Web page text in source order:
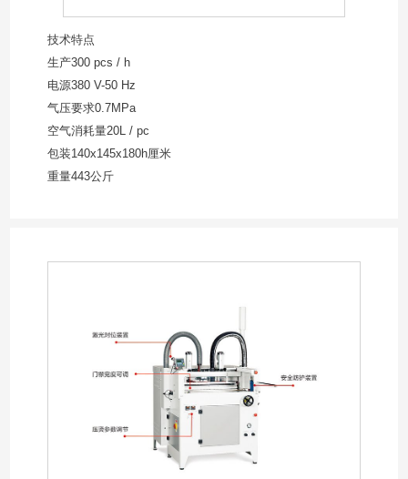
技术特点
生产300 pcs / h
电源380 V-50 Hz
气压要求0.7MPa
空气消耗量20L / pc
包装140x145x180h厘米
重量443公斤